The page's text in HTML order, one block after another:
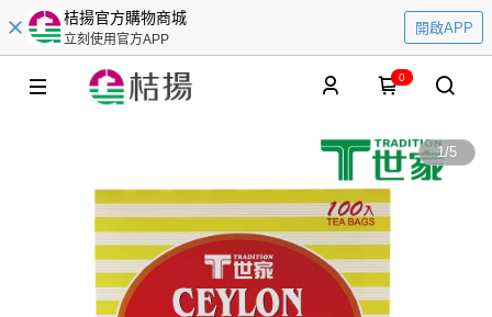
桔揚官方購物商城
立刻使用官方APP
開啟APP
0
1/5